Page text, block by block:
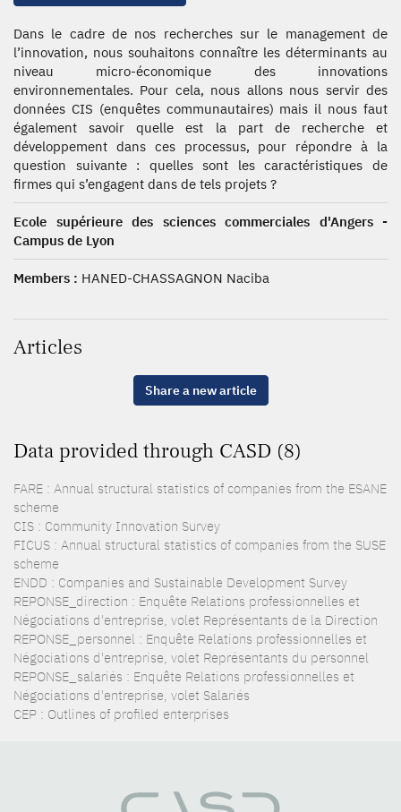
Dans le cadre de nos recherches sur le management de
l’innovation, nous souhaitons connaître les déterminants au
niveau micro-économique des innovations
environnementales. Pour cela, nous allons nous servir des
données CIS (enquêtes communautaires) mais il nous faut
également savoir quelle est la part de recherche et
développement dans ces processus, pour répondre à la
question suivante : quelles sont les caractéristiques de
firmes qui s’engagent dans de tels projets ?
Ecole supérieure des sciences commerciales d'Angers -
Campus de Lyon
Members : HANED-CHASSAGNON Naciba
Articles
Share a new article
Data provided through CASD (8)
FARE : Annual structural statistics of companies from the ESANE
scheme
CIS : Community Innovation Survey
FICUS : Annual structural statistics of companies from the SUSE
scheme
ENDD : Companies and Sustainable Development Survey
REPONSE_direction : Enquête Relations professionnelles et
Négociations d'entreprise, volet Représentants de la Direction
REPONSE_personnel : Enquête Relations professionnelles et
Négociations d'entreprise, volet Représentants du personnel
REPONSE_salariés : Enquête Relations professionnelles et
Négociations d'entreprise, volet Salariés
CEP : Outlines of profiled enterprises